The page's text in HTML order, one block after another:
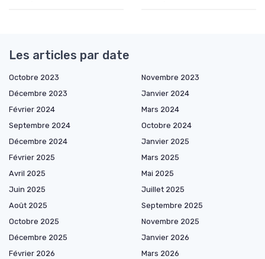
Les articles par date
Octobre 2023
Novembre 2023
Décembre 2023
Janvier 2024
Février 2024
Mars 2024
Septembre 2024
Octobre 2024
Décembre 2024
Janvier 2025
Février 2025
Mars 2025
Avril 2025
Mai 2025
Juin 2025
Juillet 2025
Août 2025
Septembre 2025
Octobre 2025
Novembre 2025
Décembre 2025
Janvier 2026
Février 2026
Mars 2026